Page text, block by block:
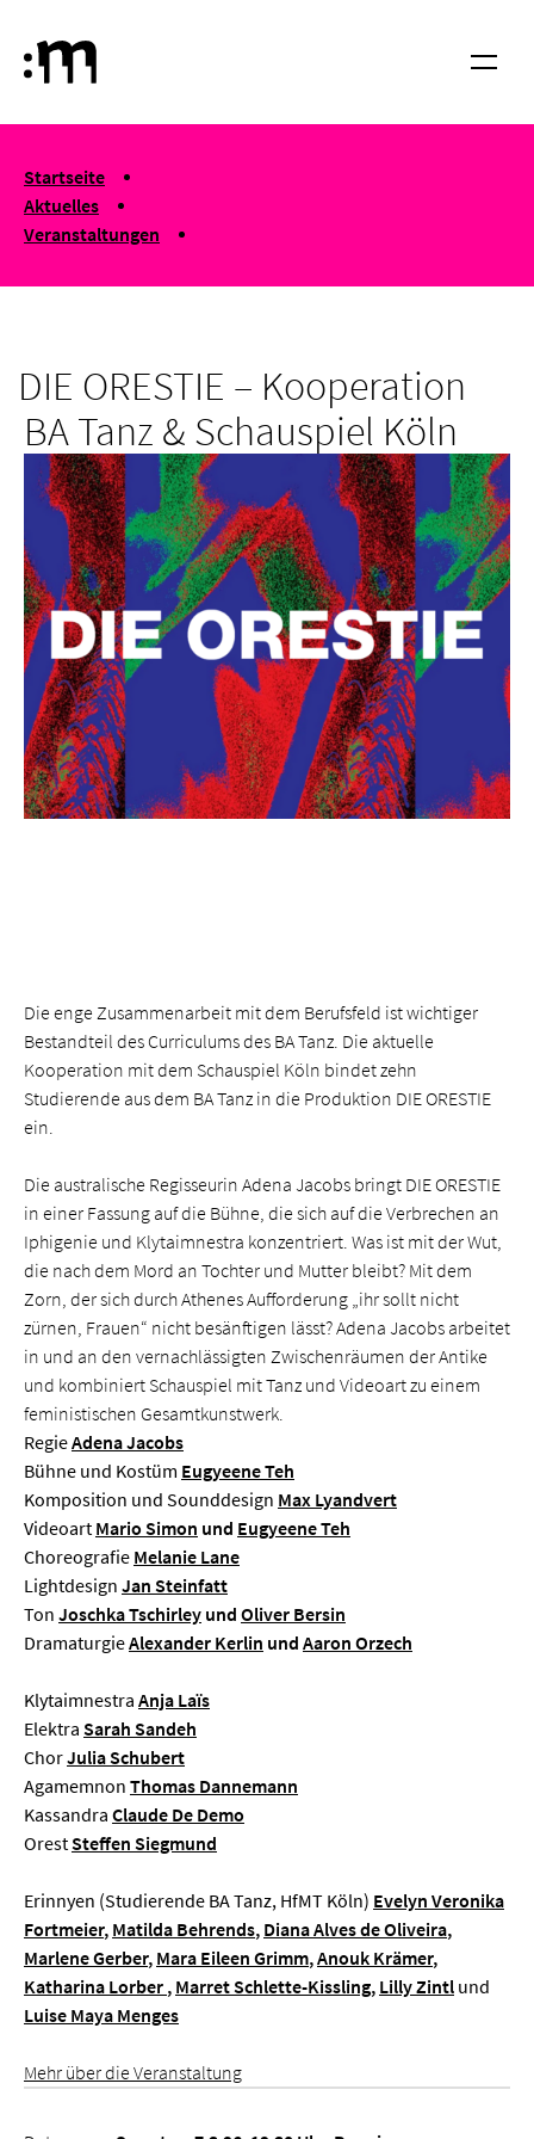
Hochschule für Musik und Tanz Köln Menü
You are here:
Startseite
Aktuelles
Veranstaltungen
DIE ORESTIE – Kooperation BA Tanz & Schauspiel Köln
DIE ORESTIE – Kooperation
BA Tanz & Schauspiel Köln
Die enge Zusammen­arbeit mit dem Berufsfeld ist wichtiger
Bestandteil des Curriculums des BA Tanz. Die aktuelle
Kooperation mit dem Schauspiel Köln bindet zehn
Studierende aus dem BA Tanz in die Produktion DIE ORESTIE
ein.
Die australische Regisseurin Adena Jacobs bringt DIE ORESTIE
in einer Fassung auf die Bühne, die sich auf die Verbrechen an
Iphigenie und Klytaimnestra konzentriert. Was ist mit der Wut,
die nach dem Mord an Tochter und Mutter bleibt? Mit dem
Zorn, der sich durch Athenes Aufforderung „ihr sollt nicht
zürnen, Frauen“ nicht besänftigen lässt? Adena Jacobs arbeitet
in und an den vernachlässigten Zwischenräumen der Antike
und kombiniert Schauspiel mit Tanz und Videoart zu einem
feministischen Gesamtkunstwerk.
RegieAdena Jacobs
Bühne und Kostüm Eugyeene Teh
Komposition und Sounddesign Max Lyandvert
Videoart Mario Simon und Eugyeene Teh
Choreografie Melanie Lane
Lightdesign Jan Steinfatt
Ton Joschka Tschirley und Oliver Bersin
DramaturgieAlexander Kerlin und Aaron Orzech
Klytaimnestra Anja Laïs
Elektra Sarah Sandeh
ChorJulia Schubert
Agamemnon Thomas Dannemann
Kassandra Claude De Demo
OrestSteffen Siegmund
Erinnyen (Studierende BA Tanz, HfMT Köln) Evelyn Veronika
Fortmeier, Matilda Behrends, Diana Alves de Oliveira,
Marlene Gerber, Mara Eileen Grimm,Anouk Krämer,
Katharina Lorber , Marret Schlette-Kissling, Lilly Zintl und
Luise Maya Menges
Mehr über die Veranstaltung